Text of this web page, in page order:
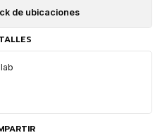
de ubicaciones